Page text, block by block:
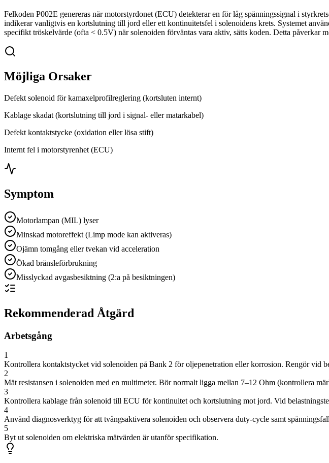
Felkoden P002E genereras när motorstyrdonet (ECU) detekterar en för låg spänningssignal i
indikerar vanligtvis en kortslutning till jord eller ett kontinuitetsfel i solenoidens krets. Systemet
specifikt tröskelvärde (ofta < 0.5V) när solenoiden förväntas vara aktiv, sätts koden. Detta påverkar
Möjliga Orsaker
Defekt solenoid för kamaxelprofilreglering (kortsluten internt)
Kablage skadat (kortslutning till jord i signal- eller matarkabel)
Defekt kontaktstycke (oxidation eller lösa stift)
Internt fel i motorstyrenhet (ECU)
Symptom
Motorlampan (MIL) lyser
Minskad motoreffekt (Limp mode kan aktiveras)
Ojämn tomgång eller tvekan vid acceleration
Ökad bränsleförbrukning
Misslyckad avgasbesiktning (2:a på besiktningen)
Rekommenderad Åtgärd
Arbetsgång
1
Kontrollera kontaktstycket vid solenoiden på Bank 2 för oljepenetration eller korrosion. Rengör vid
2
Mät resistansen i solenoiden med en multimeter. Bör normalt ligga mellan 7–12 Ohm (kontrollera
3
Kontrollera kablage från solenoid till ECU för kontinuitet och kortslutning mot jord. Vid
4
Använd diagnosverktyg för att tvångsaktivera solenoiden och observera duty-cycle samt
5
Byt ut solenoiden om elektriska mätvärden är utanför specifikation.